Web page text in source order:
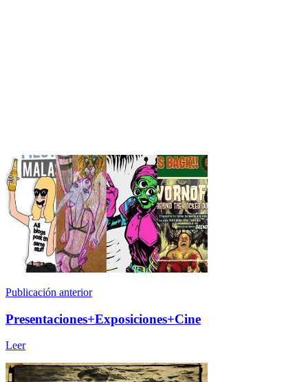
Publicación anterior
Presentaciones+Exposiciones+Cine
Leer